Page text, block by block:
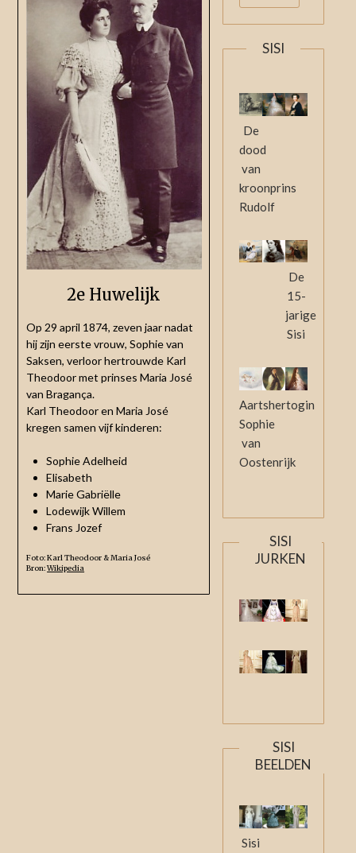
2e Huwelijk
Op 29 april 1874, zeven jaar nadat
hij zijn eerste vrouw, Sophie van
Saksen, verloor hertrouwde Karl
Theodoor met prinses Maria José
van Bragança.
Karl Theodoor en Maria José
kregen samen vijf kinderen:
Sophie Adelheid
Elisabeth
Marie Gabriëlle
Lodewijk Willem
Frans Jozef
Foto: Karl Theodoor & Maria José
Bron:Wikipedia
SISI
De
dood
van
kroonprins
Rudolf
De
15-
jarige
Sisi
Aartshertogin
Sophie
van
Oostenrijk
SISI
JURKEN
SISI
BEELDEN
Sisi